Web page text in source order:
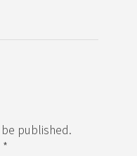
published.